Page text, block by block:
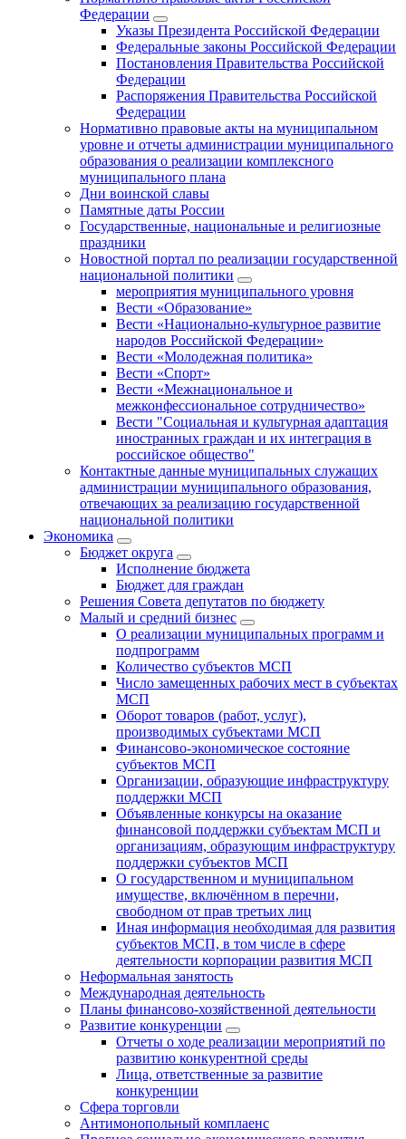
Федерации
Указы Президента Российской Федерации
Федеральные законы Российской Федерации
Постановления Правительства Российской
Федерации
Распоряжения Правительства Российской
Федерации
Нормативно правовые акты на муниципальном
уровне и отчеты администрации муниципального
образования о реализации комплексного
муниципального плана
Дни воинской славы
Памятные даты России
Государственные, национальные и религиозные
праздники
Новостной портал по реализации государственной
национальной политики
мероприятия муниципального уровня
Вести «Образование»
Вести «Национально-культурное развитие
народов Российской Федерации»
Вести «Молодежная политика»
Вести «Спорт»
Вести «Межнациональное и
межконфессиональное сотрудничество»
Вести "Социальная и культурная адаптация
иностранных граждан и их интеграция в
российское общество"
Контактные данные муниципальных служащих
администрации муниципального образования,
отвечающих за реализацию государственной
национальной политики
Экономика
Бюджет округa
Исполнение бюджета
Бюджет для граждан
Решения Совета депутатов по бюджету
Малый и средний бизнес
О реализации муниципальных программ и
подпрограмм
Количество субъектов МСП
Число замещенных рабочих мест в субъектах
МСП
Оборот товаров (работ, услуг),
производимых субъектами МСП
Финансово-экономическое состояние
субъектов МСП
Организации, образующие инфраструктуру
поддержки МСП
Объявленные конкурсы на оказание
финансовой поддержки субъектам МСП и
организациям, образующим инфраструктуру
поддержки субъектов МСП
О государственном и муниципальном
имуществе, включённом в перечни,
свободном от прав третьих лиц
Иная информация необходимая для развития
субъектов МСП, в том числе в сфере
деятельности корпорации развития МСП
Неформальная занятость
Международная деятельность
Планы финансово-хозяйственной деятельности
Развитие конкуренции
Отчеты о ходе реализации мероприятий по
развитию конкурентной среды
Лица, ответственные за развитие
конкуренции
Сфера торговли
Антимонопольный комплаенс